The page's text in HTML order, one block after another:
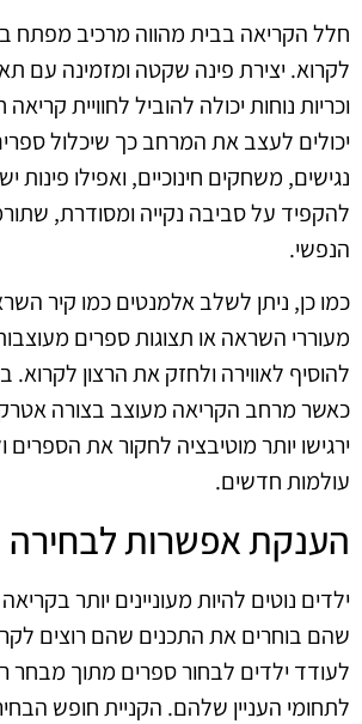
חלל הקריאה בבית מהווה מרכיב מפתח
לקרוא. יצירת פינה שקטה ומזמינה עם
וכריות נוחות יכולה להוביל לחוויית קריאה
יכולים לעצב את המרחב כך שיכלול
נגישים, משחקים חינוכיים, ואפילו פינות
להקפיד על סביבה נקייה ומסודרת,
הנפשי.
כמו כן, ניתן לשלב אלמנטים כמו קיר
מעוררי השראה או תצוגות ספרים
להוסיף לאווירה ולחזק את הרצון לקרוא.
כאשר מרחב הקריאה מעוצב בצורה
ירגישו יותר מוטיבציה לחקור את הספרים
עולמות חדשים.
הענקת אפשרות לבחירה
ילדים נוטים להיות מעוניינים יותר
שהם בוחרים את התכנים שהם רוצים
לעודד ילדים לבחור ספרים מתוך מבחר
לתחומי העניין שלהם. הקניית חופש